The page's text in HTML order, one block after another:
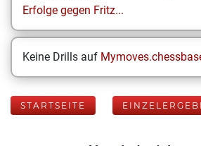
Erfolge gegen Fritz...
Keine Drills auf
STARTSEITE